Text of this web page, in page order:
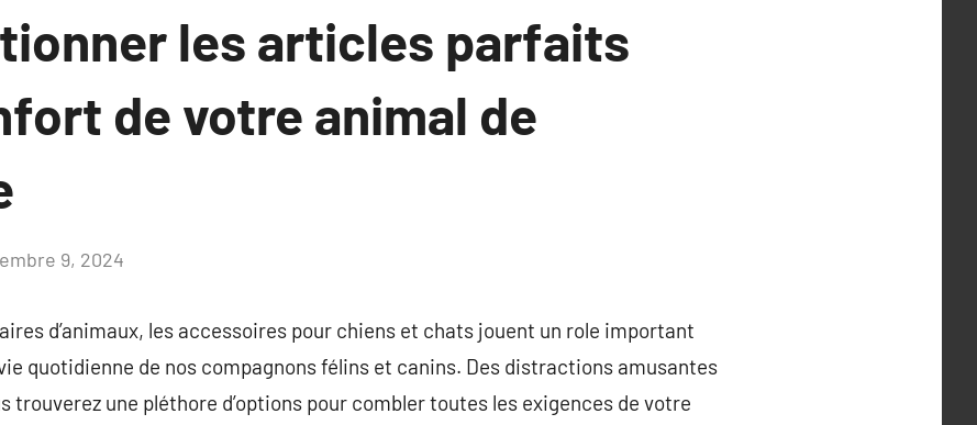
les articles parfaits
de votre animal de
9, 2024
d’animaux, les accessoires pour chiens et chats jouent un role important
quotidienne de nos compagnons félins et canins. Des distractions amusantes
trouverez une pléthore d’options pour combler toutes les exigences de votre